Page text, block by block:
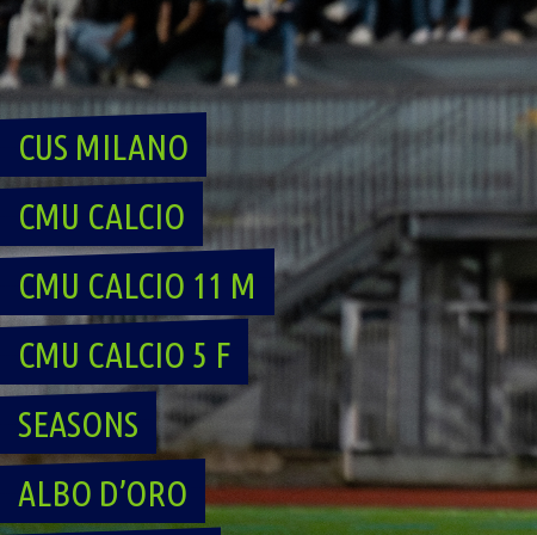
Skip
to
content
CUS MILANO
CMU CALCIO
CMU CALCIO 11 M
CMU CALCIO 5 F
SEASONS
ALBO D’ORO